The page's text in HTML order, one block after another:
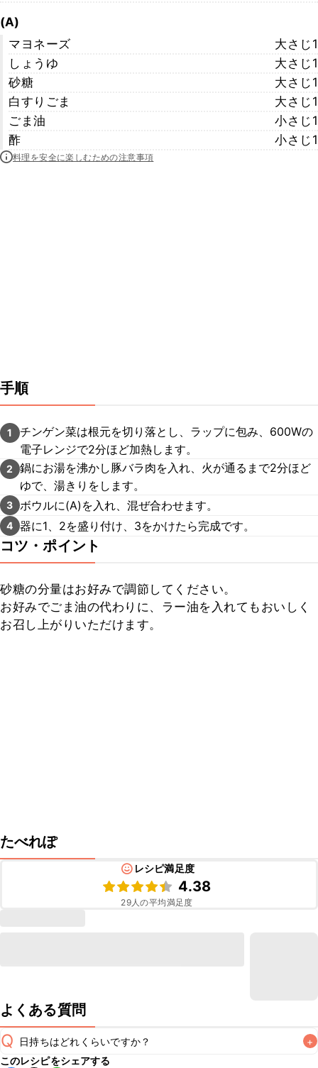
(A)
マヨネーズ
大さじ1
しょうゆ
大さじ1
砂糖
大さじ1
白すりごま
大さじ1
ごま油
小さじ1
酢
小さじ1
料理を安全に楽しむための注意事項
手順
1
チンゲン菜は根元を切り落とし、ラップに包み、600Wの
電子レンジで2分ほど加熱します。
2
鍋にお湯を沸かし豚バラ肉を入れ、火が通るまで2分ほど
ゆで、湯きりをします。
3 ボウルに(A)を入れ、混ぜ合わせます。
4 器に1、2を盛り付け、3をかけたら完成です。
コツ・ポイント
砂糖の分量はお好みで調節してください。
お好みでごま油の代わりに、ラー油を入れてもおいしく
お召し上がりいただけます。
たべれぽ
レシピ満足度
4.38
29人の平均満足度
よくある質問
Q 日持ちはどれくらいですか？ +
このレシピをシェアする